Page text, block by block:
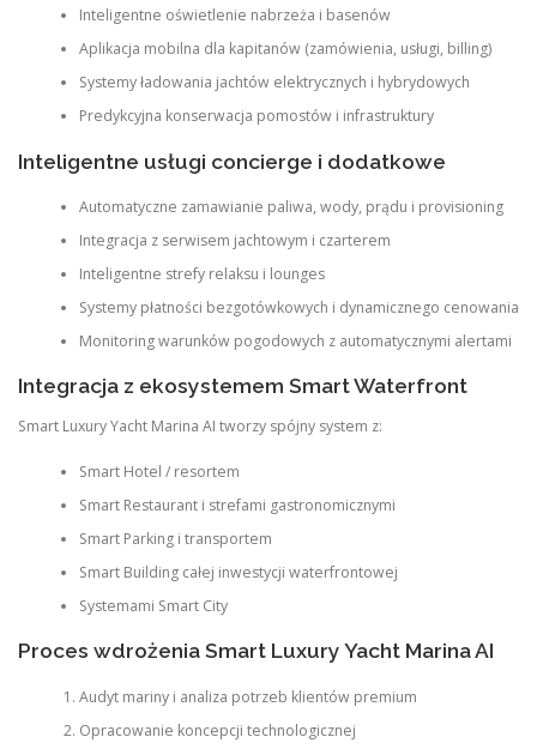
Inteligentne oświetlenie nabrzeża i basenów
Aplikacja mobilna dla kapitanów (zamówienia, usługi, billing)
Systemy ładowania jachtów elektrycznych i hybrydowych
Predykcyjna konserwacja pomostów i infrastruktury
Inteligentne usługi concierge i dodatkowe
Automatyczne zamawianie paliwa, wody, prądu i provisioning
Integracja z serwisem jachtowym i czarterem
Inteligentne strefy relaksu i lounges
Systemy płatności bezgotówkowych i dynamicznego cenowania
Monitoring warunków pogodowych z automatycznymi alertami
Integracja z ekosystemem Smart Waterfront
Smart Luxury Yacht Marina AI tworzy spójny system z:
Smart Hotel / resortem
Smart Restaurant i strefami gastronomicznymi
Smart Parking i transportem
Smart Building całej inwestycji waterfrontowej
Systemami Smart City
Proces wdrożenia Smart Luxury Yacht Marina AI
Audyt mariny i analiza potrzeb klientów premium
Opracowanie koncepcji technologicznej